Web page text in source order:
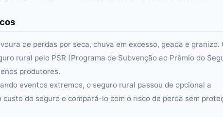
de perdas por seca, chuva em excesso, geada e granizo.
rural pelo PSR (Programa de Subvenção ao Prêmio do
produtores.
eventos extremos, o seguro rural passou de opcional a
do seguro e compará-lo com o risco de perda sem